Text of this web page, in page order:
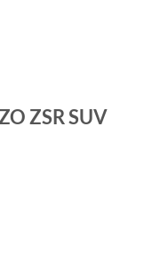
ZSR SUV